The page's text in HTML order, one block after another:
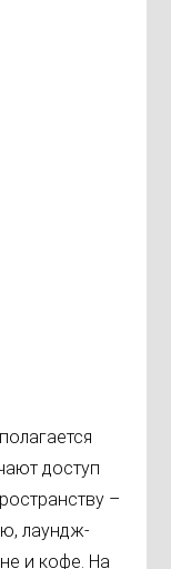
доступ
–
лаундж-
и кофе. На